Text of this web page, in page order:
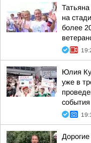
на
более
Юлия
уже в